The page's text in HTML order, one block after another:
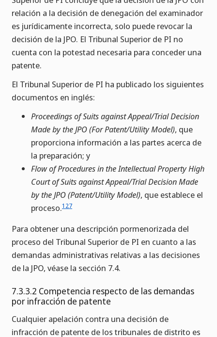
relación a la decisión de denegación del examinador
es jurídicamente incorrecta, solo puede revocar la
decisión de la JPO. El Tribunal Superior de PI no
cuenta con la potestad necesaria para conceder una
patente.
El Tribunal Superior de PI ha publicado los siguientes
documentos en inglés:
Proceedings of Suits against Appeal/Trial Decision
Made by the JPO (For Patent/Utility Model), que
proporciona información a las partes acerca de
la preparación; y
Flow of Procedures in the Intellectual Property High
Court of Suits against Appeal/Trial Decision Made
by the JPO (Patent/Utility Model), que establece el
proceso.127
Para obtener una descripción pormenorizada del
proceso del Tribunal Superior de PI en cuanto a las
demandas administrativas relativas a las decisiones
de la JPO, véase la sección 7.4.
7.3.3.2 Competencia respecto de las demandas
por infracción de patente
Cualquier apelación contra una decisión de
infracción de patente de los tribunales de distrito es